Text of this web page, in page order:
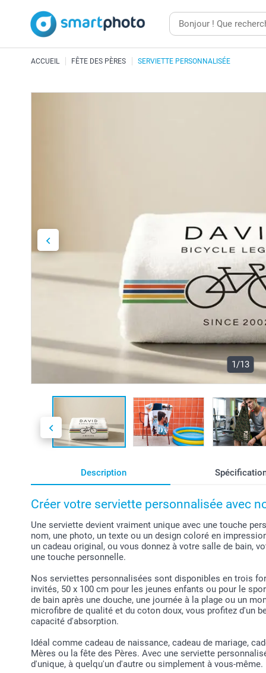
ACCUEIL FÊTE DES PÈRES SERVIETTE PERSONNALISÉE
1/13
Description
Créer votre serviette personnalisée avec
Une serviette devient vraiment unique avec une touche
nom, une photo, un texte ou un design coloré en
un cadeau original, ou vous donnez à votre salle de bain,
une touche personnelle.
Nos serviettes personnalisées sont disponibles en trois
invités, 50 x 100 cm pour les jeunes enfants ou pour le
de bain après une douche, une journée à la plage ou un
microfibre de qualité et du coton doux, vous profitez d'un
capacité d'absorption.
Idéal comme cadeau de naissance, cadeau de mariage,
Mères ou la fête des Pères. Avec une serviette
d'unique, à quelqu'un d'autre ou simplement à vous-même.